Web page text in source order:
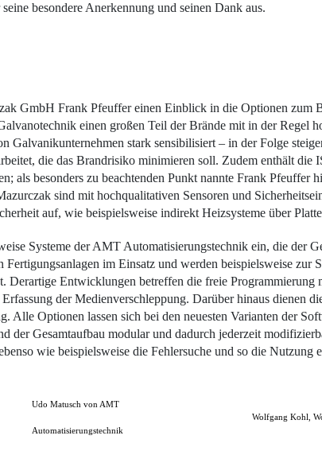
besondere Anerkennung und seinen Dank aus.
GmbH Frank Pfeuffer einen Einblick in die Optionen zum
einen großen Teil der Brände mit in der Regel
Galvanikunternehmen stark sensibilisiert – in der Folge
die das Brandrisiko minimieren soll. Zudem enthält die
als besonders zu beachtenden Punkt nannte Frank Pfeuffer
sind mit hochqualitativen Sensoren und
auf, wie beispielsweise indirekt Heizsysteme über
Systeme der AMT Automatisierungstechnik ein, die der
im Einsatz und werden beispielsweise
Derartige Entwicklungen betreffen die freie
der Medienverschleppung. Darüber hinaus dienen
Alle Optionen lassen sich bei den neuesten Varianten der
der Gesamtaufbau modular und dadurch jederzeit
wie beispielsweise die Fehlersuche und so die Nutzung
Udo Matusch von AMT
Automatisierungstechnik
Wolfgang Kohl,